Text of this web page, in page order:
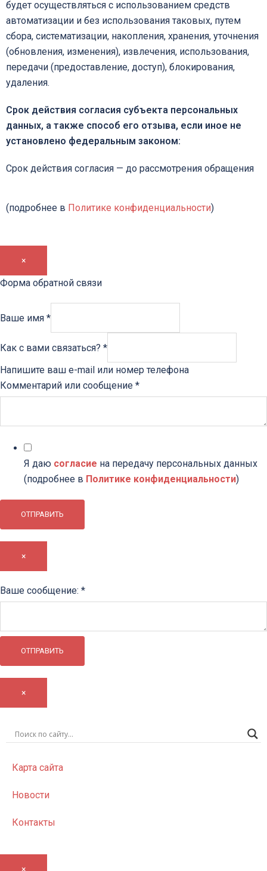
будет осуществляться с использованием средств
автоматизации и без использования таковых, путем
сбора, систематизации, накопления, хранения, уточнения
(обновления, изменения), извлечения, использования,
передачи (предоставление, доступ), блокирования,
удаления.
Срок действия согласия субъекта персональных
данных, а также способ его отзыва, если иное не
установлено федеральным законом:
Срок действия согласия — до рассмотрения обращения
(подробнее в Политике конфиденциальности)
×
Форма обратной связи
Ваше имя *
Как с вами связаться? *
Напишите ваш e-mail или номер телефона
Комментарий или сообщение *
Я даю согласие на передачу персональных данных
(подробнее в Политике конфиденциальности)
ОТПРАВИТЬ
×
сообщение:
Ваше
Ваше сообщение: *
ОТПРАВИТЬ
×
Карта сайта
Новости
Контакты